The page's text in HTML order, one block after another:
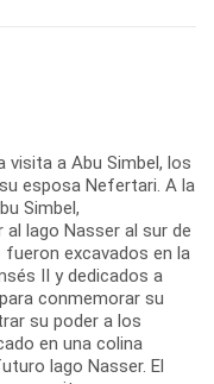
visita a Abu Simbel, los
esposa Nefertari. A la
Simbel,
lago Nasser al sur de
excavados en la
II y dedicados a
conmemorar su
su poder a los
en una colina
lago Nasser. El